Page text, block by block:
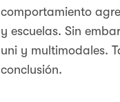
comportamiento
y escuelas. Sin
uni y multimodales.
conclusión.